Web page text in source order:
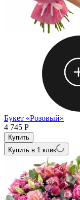
Букет «Розовый»
4 745 Р
Купить в 1 клик